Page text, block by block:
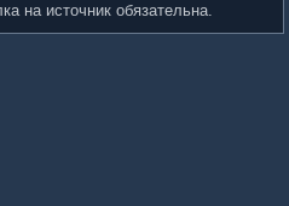
на источник обязательна.